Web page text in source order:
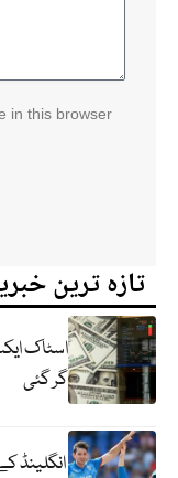
in this browser
تازہ ترین
اسٹاک
گر گئی